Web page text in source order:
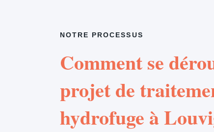
NOTRE PROCESSUS
Comment se
projet de
hydrofuge à